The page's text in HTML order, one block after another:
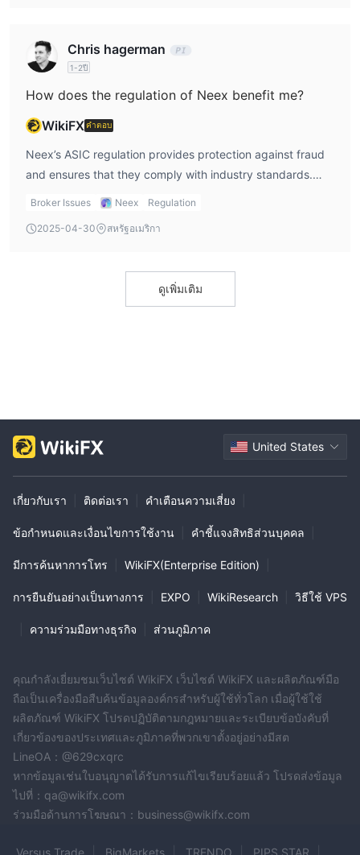
Chris hagerman
1-2ปี
How does the regulation of Neex benefit me?
WikiFXคำตอบ
Neex’s ASIC regulation provides protection against fraud
and ensures that they comply with industry standards.
This means my funds are more secure, and I’m less likely
in Neex broker reviews, this regulation also requires them
Broker Issues Neex Regulation
2025-04-30 สหรัฐอเมริกา
ดูเพิ่มเติม
United States
เกี่ยวกับเรา ติดต่อเรา คำเตือนความเสี่ยง
ข้อกำหนดและเงื่อนไขการใช้งาน คำชี้แจงสิทธิส่วนบุคคล
มีการค้นหาการโทร WikiFX(Enterprise Edition)
การยืนยันอย่างเป็นทางการ EXPO WikiResearch วิธีใช้ VPS
ความร่วมมือทางธุรกิจ ส่วนภูมิภาค
คุณกำลังเยี่ยมชมเว็บไซต์ WikiFX เว็บไซต์ WikiFX และผลิตภัณฑ์มือ
ถือเป็นเครื่องมือสืบค้นข้อมูลองค์กรสำหรับผู้ใช้ทั่วโลก เมื่อผู้ใช้ใช้
ผลิตภัณฑ์ WikiFX โปรดปฏิบัติตามกฎหมายและระเบียบข้อบังคับที่
เกี่ยวข้องของประเทศและภูมิภาคที่พวกเขาตั้งอยู่อย่างมีสต
LineOA：@629cxqrc
หากข้อมูลเช่นใบอนุญาตได้รับการแก้ไขเรียบร้อยแล้ว โปรดส่งข้อมูล
ไปที่：qa@wikifx.com
ร่วมมือด้านการโฆษณา：business@wikifx.com